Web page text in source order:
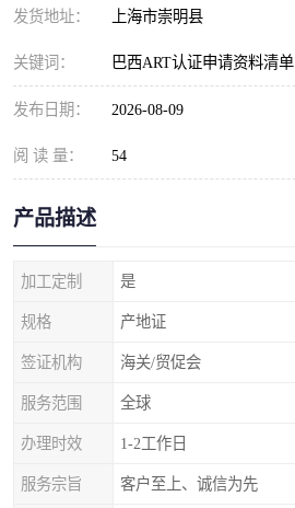
发货地址： 上海市崇明县
关键词： 巴西ART认证申请资料清单
发布日期： 2026-08-09
阅 读 量： 54
产品描述
加工定制 是
规格 产地证
签证机构 海关/贸促会
服务范围 全球
办理时效 1-2工作日
服务宗旨 客户至上、诚信为先